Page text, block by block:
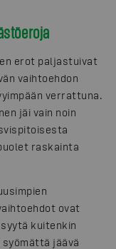
erot paljastuivat
vaihtoehdon
verrattuna.
jäi vain noin
raskainta
ovat
kuitenkin
jäävä